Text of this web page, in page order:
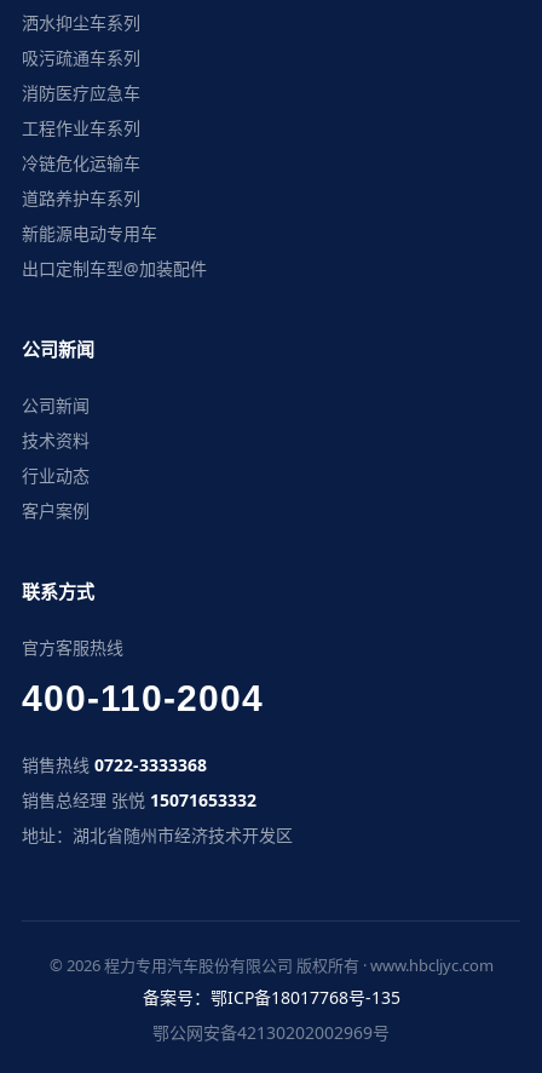
洒水抑尘车系列
吸污疏通车系列
消防医疗应急车
工程作业车系列
冷链危化运输车
道路养护车系列
新能源电动专用车
出口定制车型@加装配件
公司新闻
公司新闻
技术资料
行业动态
客户案例
联系方式
官方客服热线
400-110-2004
销售热线 0722-3333368
销售总经理 张悦 15071653332
地址：湖北省随州市经济技术开发区
© 2026 程力专用汽车股份有限公司 版权所有 · www.hbcljyc.com
备案号：鄂ICP备18017768号-135
鄂公网安备42130202002969号